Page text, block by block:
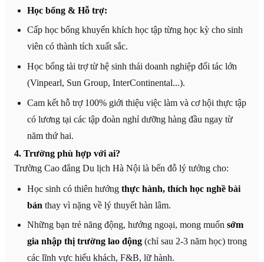
Học bổng & Hỗ trợ:
Cấp học bổng khuyến khích học tập từng học kỳ cho sinh
viên có thành tích xuất sắc.
Học bổng tài trợ từ hệ sinh thái doanh nghiệp đối tác lớn
(Vinpearl, Sun Group, InterContinental...).
Cam kết hỗ trợ 100% giới thiệu việc làm và cơ hội thực tập
có lương tại các tập đoàn nghỉ dưỡng hàng đầu ngay từ
năm thứ hai.
4. Trường phù hợp với ai?
Trường Cao đẳng Du lịch Hà Nội là bến đỗ lý tưởng cho:
Học sinh có thiên hướng thực hành, thích học nghề bài
bản thay vì nặng về lý thuyết hàn lâm.
Những bạn trẻ năng động, hướng ngoại, mong muốn sớm
gia nhập thị trường lao động(chỉ sau 2-3 năm học) trong
các lĩnh vực hiếu khách, F&B, lữ hành.